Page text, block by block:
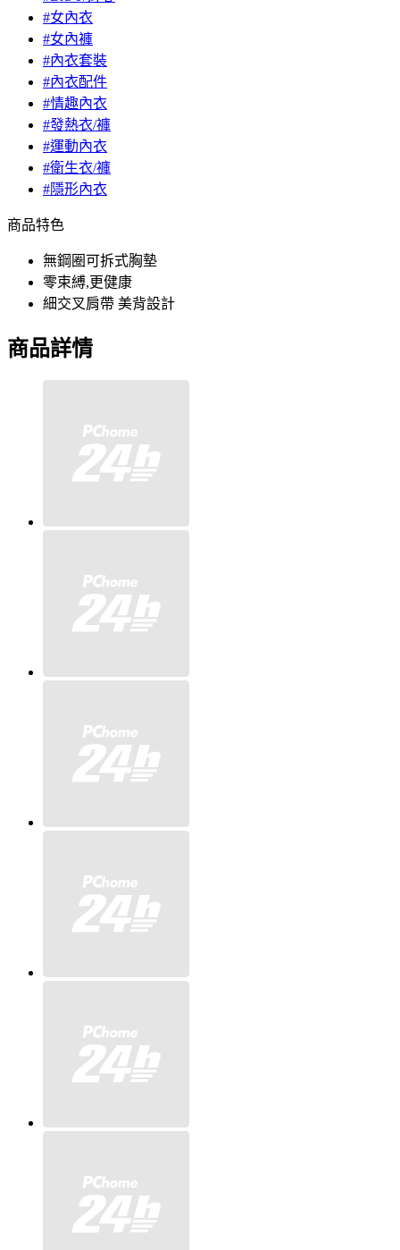
#女內衣
#女內褲
#內衣套裝
#內衣配件
#情趣內衣
#發熱衣/褲
#運動內衣
#衛生衣/褲
#隱形內衣
商品特色
無鋼圈可拆式胸墊
零束縛,更健康
細交叉肩帶 美背設計
商品詳情